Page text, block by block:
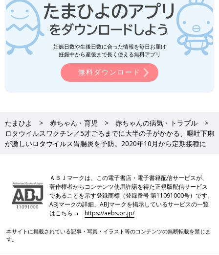
●記事の内容は掲載当時の情報で、現在と異なる場合がありま
す。
■予防接種に関する関連記事
・
予防接種とワクチンの大切な役割・予防接種の歴史について知
定期接種と任意接種のこと 日本の予防接種の現状
い細菌性髄膜炎を、肺炎球菌ワクチンとともに予防する
・肺炎球菌（15価または20価結合型）ワクチン／ヒブととも
に、重い後遺症のリスクがある細菌性髄膜炎を予防する
B型肝炎ワクチン／将来の慢性肝炎や肝硬変、肝臓がんなどの
吐下痢が激しいロタウイルス胃腸炎を予防。2020年10月から定
期接種に
・四種混合ワクチン／4種類を合わせた混合ワクチン。4つの病気
の免疫をつけることができます
気の免疫をつけることができます
妊娠日数や生後日数に合った情報を毎日お届け
妊娠中から産後まで長く使える無料アプリ
無料ダウンロード
たまひよ 赤ちゃん・育児
赤ちゃんの病気・トラブル
ロタウイルスワクチン／5才ごろまでに大半の子がかかる、嘔吐下痢
が激しいロタウイルス胃腸炎を予防。2020年10月から定期接種に
ＡＢＪマークは、この電子書店・電子書籍配信サービスが、
著作権者からコンテンツ使用許諾を得た正規版配信サービス
であることを示す登録商標（登録番号 第11091000号）です。
ABJマークの詳細、ABJマークを掲示しているサービスの一覧
はこちら→https://aebs.or.jp/
本サイトに掲載されている記事・写真・イラスト等のコンテンツの無断転載を禁じま
す。